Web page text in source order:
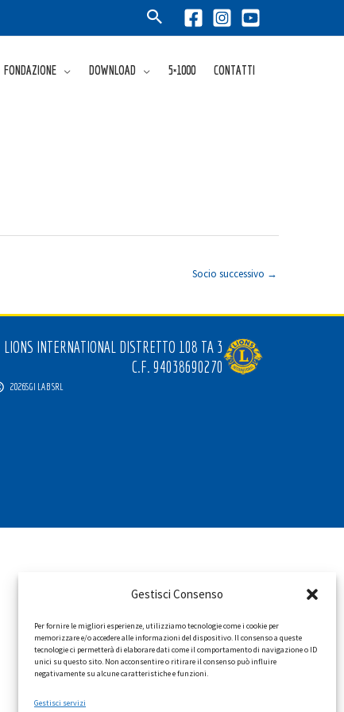
Gestisci Consenso
Per fornire le migliori esperienze, utilizziamo tecnologie come i cookie per
memorizzare e/o accedere alle informazioni del dispositivo. Il consenso a queste
tecnologie ci permetterà di elaborare dati come il comportamento di navigazione o ID
unici su questo sito. Non acconsentire o ritirare il consenso può influire
negativamente su alcune caratteristiche e funzioni.
Gestisci servizi
FONDAZIONE DOWNLOAD 5×1000 CONTATTI
Socio successivo →
LIONS INTERNATIONAL DISTRETTO 108 TA 3
C.F. 94038690270
2026SGI LAB SRL